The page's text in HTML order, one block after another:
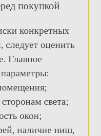
покупкой
конкретных
следует оценить
Главное
света;
окон;
наличие ниш,